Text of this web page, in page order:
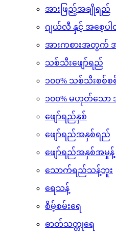
ကော်ဖီအေး
လက်ဖက်ရည်အေး
အားဖြည့်အချိုရည်
ဂျယ်လီ နှင့် အစေ့ပါ
အားကစားအတွက်
သစ်သီးဖျော်ရည်
၁၀၀% သစ်သီးစစ်စစ်
၁၀၀% မဟုတ်သော
ဖျော်ရည်နှစ်
ဖျော်ရည်အနှစ်ရည်
ဖျော်ရည်အနှစ်အမှုန့်
သောက်ရည်သန့်ဘူး
ရေသန့်